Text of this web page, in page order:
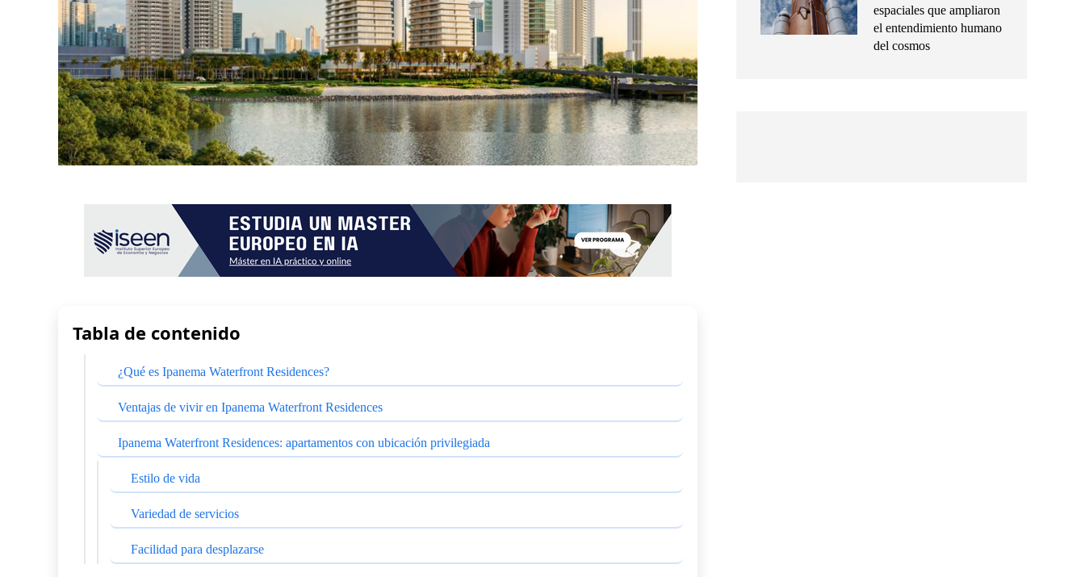
Tabla de contenido
¿Qué es Ipanema Waterfront Residences?
Ventajas de vivir en Ipanema Waterfront Residences
Ipanema Waterfront Residences: apartamentos con ubicación privilegiada
Estilo de vida
Variedad de servicios
Facilidad para desplazarse
espaciales que ampliaron
el entendimiento humano
del cosmos